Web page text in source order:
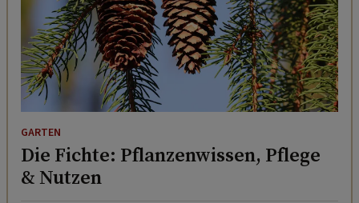
GARTEN
Die Fichte: Pflanzenwissen, Pflege
& Nutzen